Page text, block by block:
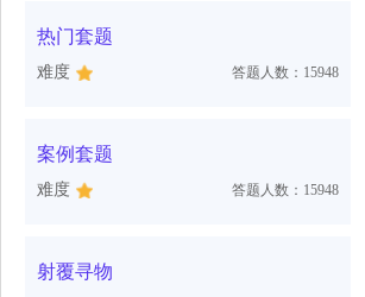
热门套题
难度 答题人数：15948
案例套题
难度 答题人数：15948
射覆寻物